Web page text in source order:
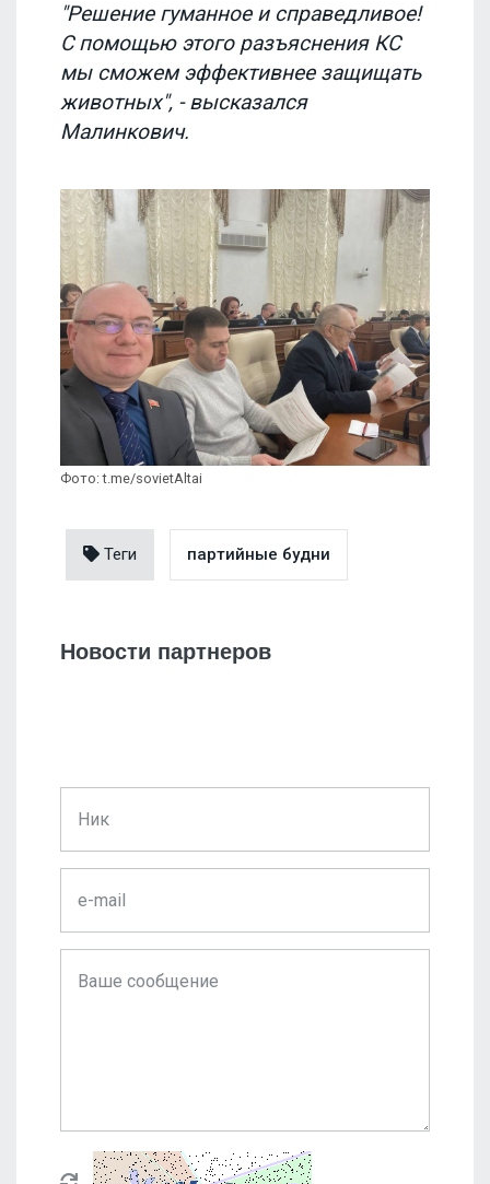
"Решение гуманное и справедливое!
С помощью этого разъяснения КС
мы сможем эффективнее защищать
животных", - высказался
Малинкович.
Фото: t.me/sovietAltai
Теги партийные будни
Новости партнеров